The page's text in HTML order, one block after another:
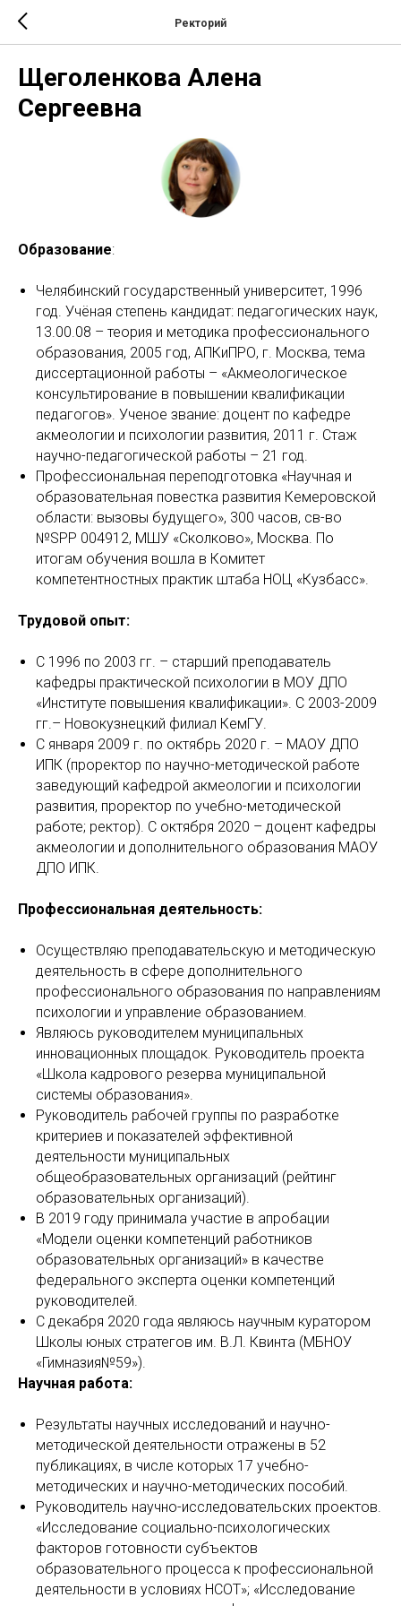
Ректорий
Щеголенкова Алена
Сергеевна
Образование:
Челябинский государственный университет, 1996
год. Учёная степень кандидат: педагогических наук,
13.00.08 – теория и методика профессионального
образования, 2005 год, АПКиПРО, г. Москва, тема
диссертационной работы – «Акмеологическое
консультирование в повышении квалификации
педагогов». Ученое звание: доцент по кафедре
акмеологии и психологии развития, 2011 г. Стаж
научно-педагогической работы – 21 год.
Профессиональная переподготовка «Научная и
образовательная повестка развития Кемеровской
области: вызовы будущего», 300 часов, св-во
№SPP 004912, МШУ «Сколково», Москва. По
итогам обучения вошла в Комитет
компетентностных практик штаба НОЦ «Кузбасс».
Трудовой опыт:
С 1996 по 2003 гг. – старший преподаватель
кафедры практической психологии в МОУ ДПО
«Институте повышения квалификации». С 2003-2009
гг.– Новокузнецкий филиал КемГУ.
С января 2009 г. по октябрь 2020 г. – МАОУ ДПО
ИПК (проректор по научно-методической работе
заведующий кафедрой акмеологии и психологии
развития, проректор по учебно-методической
работе; ректор). С октября 2020 – доцент кафедры
акмеологии и дополнительного образования МАОУ
ДПО ИПК.
Профессиональная деятельность:
Осуществляю преподавательскую и методическую
деятельность в сфере дополнительного
профессионального образования по направлениям
психологии и управление образованием.
Являюсь руководителем муниципальных
инновационных площадок. Руководитель проекта
«Школа кадрового резерва муниципальной
системы образования».
Руководитель рабочей группы по разработке
критериев и показателей эффективной
деятельности муниципальных
общеобразовательных организаций (рейтинг
образовательных организаций).
В 2019 году принимала участие в апробации
«Модели оценки компетенций работников
образовательных организаций» в качестве
федерального эксперта оценки компетенций
руководителей.
С декабря 2020 года являюсь научным куратором
Школы юных стратегов им. В.Л. Квинта (МБНОУ
«Гимназия№59»).
Научная работа:
Результаты научных исследований и научно-
методической деятельности отражены в 52
публикациях, в числе которых 17 учебно-
методических и научно-методических пособий.
Руководитель научно-исследовательских проектов.
«Исследование социально-психологических
факторов готовности субъектов
образовательного процесса к профессиональной
деятельности в условиях НСОТ»; «Исследование